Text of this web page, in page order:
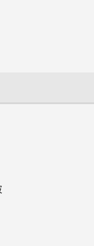
る医療用酸素やＬ
道路沿いにあり、
て１・６㍍想定さ
、プロパンの20㌧
ホームも以前より
大に向けリフォー
域の少子高齢化に
テナンス、庭の手
ク貯槽の生産は、
回の災害バルク補